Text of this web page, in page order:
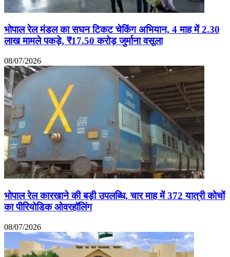
भोपाल रेल मंडल का सघन टिकट चेकिंग अभियान, 4 माह में 2.30
लाख मामले पकड़े, ₹17.50 करोड़ जुर्माना वसूला
08/07/2026
भोपाल रेल कारखाने की बड़ी उपलब्धि, चार माह में 372 यात्री कोचों
का पीरियोडिक ओवरहॉलिंग
08/07/2026